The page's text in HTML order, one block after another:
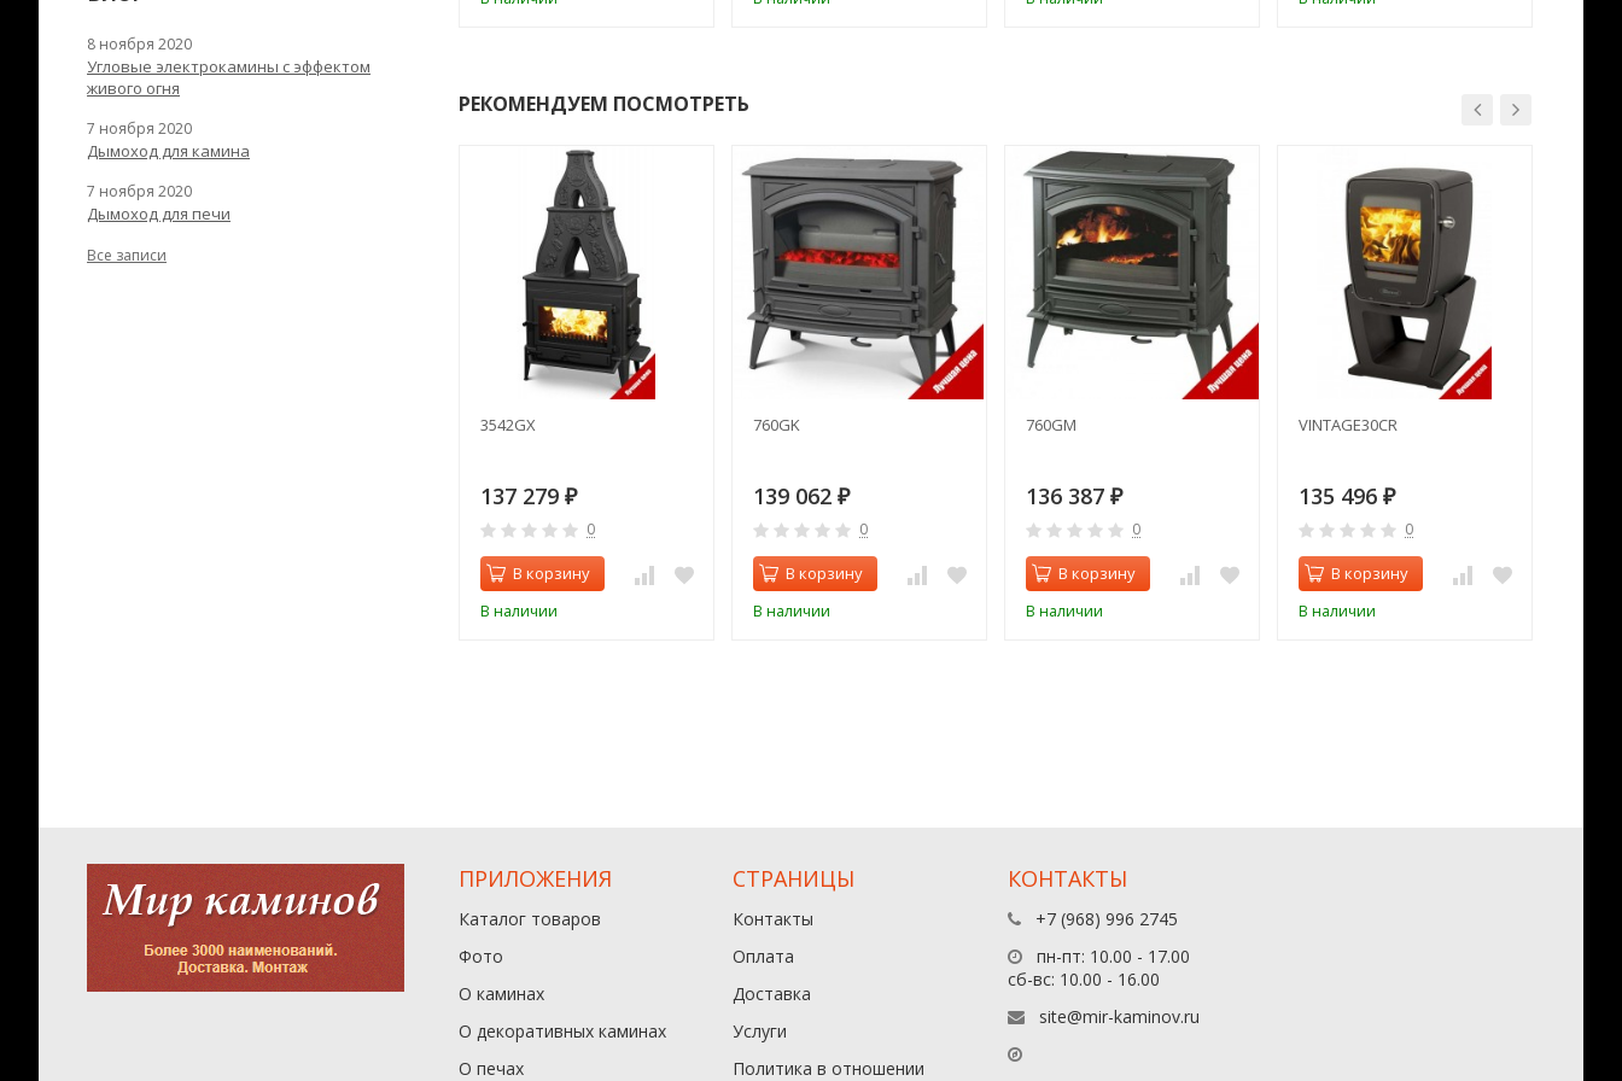
РЕКОМЕНДУЕМ ПОСМОТРЕТЬ
3542GX
137 279 ₽
0
В корзину
В наличии
760GK
139 062 ₽
0
В корзину
В наличии
760GM
136 387 ₽
0
В корзину
В наличии
VINTAGE30CR
135 496 ₽
0
В корзину
В наличии
8 ноября 2020
Угловые электрокамины с эффектом
живого огня
7 ноября 2020
Дымоход для камина
7 ноября 2020
Дымоход для печи
Все записи
ПРИЛОЖЕНИЯ
Каталог товаров
Фото
О каминах
О декоративных каминах
О печах
СТРАНИЦЫ
Контакты
Оплата
Доставка
Услуги
Политика в отношении
КОНТАКТЫ
+7 (968) 996 2745
пн-пт: 10.00 - 17.00
сб-вс: 10.00 - 16.00
site@mir-kaminov.ru